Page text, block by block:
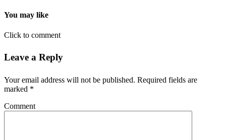
You may like
Click to comment
Leave a Reply
Your email address will not be published. Required fields are
marked *
Comment